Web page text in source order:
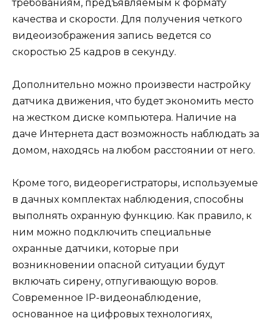
требованиям, предъявляемым к формату
качества и скорости. Для получения четкого
видеоизображения запись ведется со
скоростью 25 кадров в секунду.
Дополнительно можно произвести настройку
датчика движения, что будет экономить место
на жестком диске компьютера. Наличие на
даче Интернета даст возможность наблюдать за
домом, находясь на любом расстоянии от него.
Кроме того, видеорегистраторы, используемые
в дачных комплектах наблюдения, способны
выполнять охранную функцию. Как правило, к
ним можно подключить специальные
охранные датчики, которые при
возникновении опасной ситуации будут
включать сирену, отпугивающую воров.
Современное IP-видеонаблюдение,
основанное на цифровых технологиях,